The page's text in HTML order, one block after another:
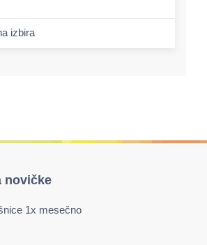
izbira
novičke
1x mesečno